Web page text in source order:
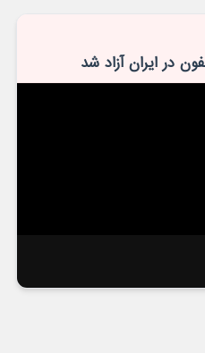
در ایران آزاد شد